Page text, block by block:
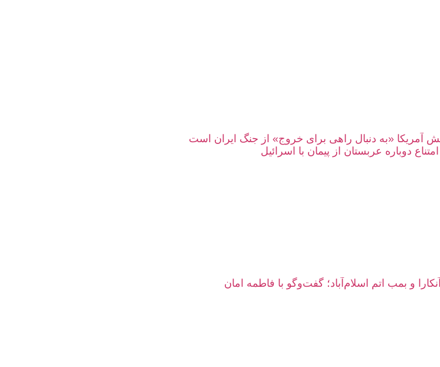
«به دنبال راهی برای خروج» از جنگ ایران است
دوباره عربستان از پیمان با اسرائیل
و بمب اتم اسلام‌آباد؛ گفت‌وگو با فاطمه امان